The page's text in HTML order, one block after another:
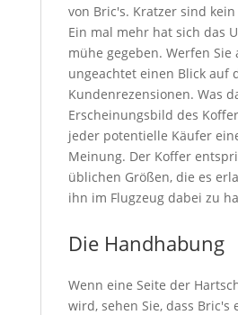
von Bric's. Kratzer sind
Ein mal mehr hat sich das
mühe gegeben. Werfen Sie
ungeachtet einen Blick auf
Kundenrezensionen. Was
Erscheinungsbild des
jeder potentielle Käufer
Meinung. Der Koffer
üblichen Größen, die es
ihn im Flugzeug dabei zu
Die Handhabung
Wenn eine Seite der
wird, sehen Sie, dass Bric's